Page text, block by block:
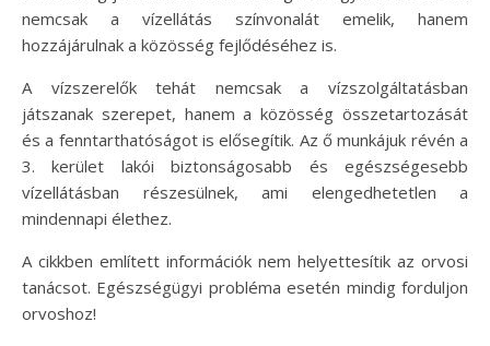
nemcsak a vízellátás színvonalát emelik, hanem
hozzájárulnak a közösség fejlődéséhez is.
A vízszerelők tehát nemcsak a vízszolgáltatásban
játszanak szerepet, hanem a közösség összetartozását
és a fenntarthatóságot is elősegítik. Az ő munkájuk révén a
3. kerület lakói biztonságosabb és egészségesebb
vízellátásban részesülnek, ami elengedhetetlen a
mindennapi élethez.
A cikkben említett információk nem helyettesítik az orvosi
tanácsot. Egészségügyi probléma esetén mindig forduljon
orvoshoz!